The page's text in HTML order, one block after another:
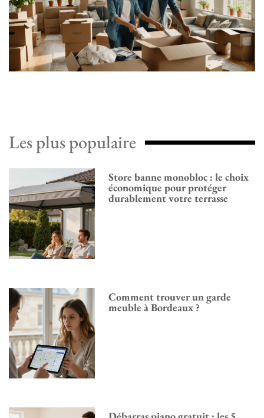
Les plus populaire
Store banne monobloc : le choix
économique pour protéger
durablement votre terrasse
Comment trouver un garde
meuble à Bordeaux ?